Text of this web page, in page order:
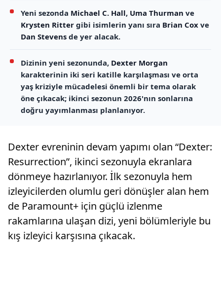
Yeni sezonda Michael C. Hall, Uma Thurman ve
Krysten Ritter gibi isimlerin yanı sıra Brian Cox ve
Dan Stevens de yer alacak.
Dizinin yeni sezonunda, Dexter Morgan
karakterinin iki seri katille karşılaşması ve orta
yaş kriziyle mücadelesi önemli bir tema olarak
öne çıkacak; ikinci sezonun 2026'nın sonlarına
doğru yayımlanması planlanıyor.
Dexter evreninin devam yapımı olan “Dexter:
Resurrection”, ikinci sezonuyla ekranlara
dönmeye hazırlanıyor. İlk sezonuyla hem
izleyicilerden olumlu geri dönüşler alan hem
de Paramount+ için güçlü izlenme
rakamlarına ulaşan dizi, yeni bölümleriyle bu
kış izleyici karşısına çıkacak.